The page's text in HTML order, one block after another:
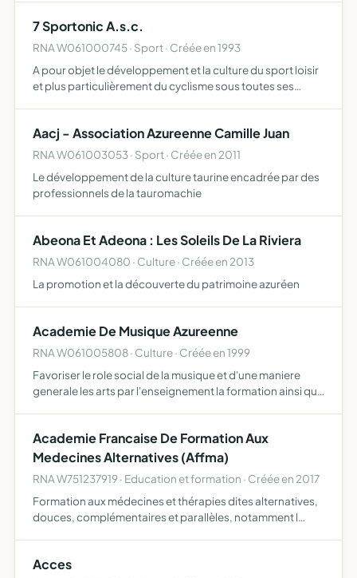
populations …
7 Sportonic A.s.c.
RNA W061000745 · Sport · Créée en 1993
A pour objet le développement et la culture du sport loisir
et plus particulièrement du cyclisme sous toutes ses
Aacj - Association Azureenne Camille Juan
RNA W061003053 · Sport · Créée en 2011
Le développement de la culture taurine encadrée par des
professionnels de la tauromachie
Abeona Et Adeona : Les Soleils De La Riviera
RNA W061004080 · Culture · Créée en 2013
La promotion et la découverte du patrimoine azuréen
Academie De Musique Azureenne
RNA W061005808 · Culture · Créée en 1999
Favoriser le role social de la musique et d'une maniere
generale les arts par l'enseignement la formation ainsi que
Academie Francaise De Formation Aux
Medecines Alternatives (Affma)
RNA W751237919 · Education et formation · Créée en 2017
Formation aux médecines et thérapies dites alternatives,
douces, complémentaires et parallèles, notamment l
Bach,…
Acces